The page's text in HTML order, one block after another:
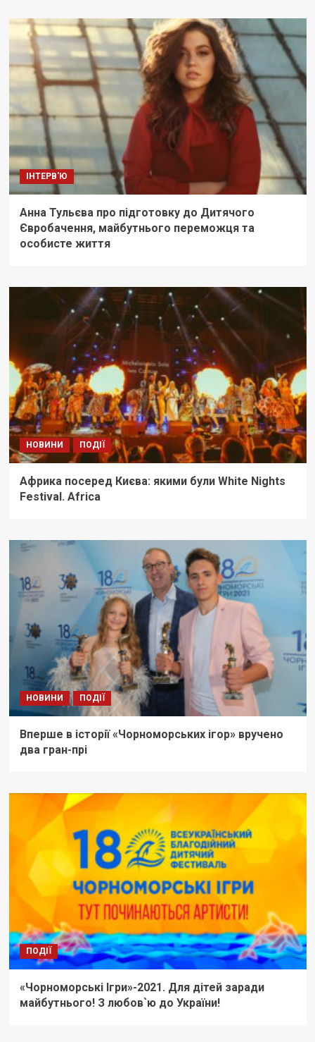
ІНТЕРВ'Ю
Анна Тульєва про підготовку до Дитячого
Євробачення, майбутнього переможця та
особисте життя
НОВИНИ ПОДІЇ
Африка посеред Києва: якими були White Nights
Festival. Africa
НОВИНИ ПОДІЇ
Вперше в історії «Чорноморських ігор» вручено
два гран-прі
ПОДІЇ
«Чорноморські Ігри»-2021. Для дітей заради
майбутнього! З любов`ю до України!